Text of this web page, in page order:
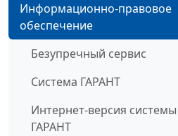
Информационно-правовое
обеспечение
Безупречный сервис
Система ГАРАНТ
Интернет-версия системы
ГАРАНТ